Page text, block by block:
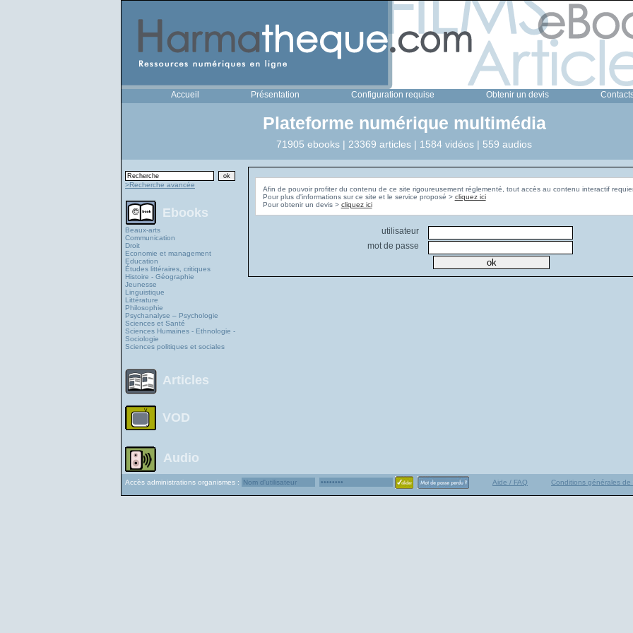
Accueil Présentation Configuration requise Obtenir un devis
Plateforme numérique multimédia
71905 ebooks | 23369 articles | 1584 vidéos | 559 audios
>Recherche avancée
Ebooks
Beaux-arts
Communication
Droit
Economie et management
Education
Études littéraires, critiques
Histoire - Géographie
Jeunesse
Linguistique
Littérature
Philosophie
Psychanalyse – Psychologie
Sciences et Santé
Sciences Humaines - Ethnologie -
Sociologie
Sciences politiques et sociales
Articles
VOD
Audio
Afin de pouvoir profiter du contenu de ce site rigoureusement réglementé, tout accès au contenu interactif
Pour plus d'informations sur ce site et le service proposé > cliquez ici
Pour obtenir un devis > cliquez ici
utilisateur
mot de passe
Accès administrations organismes : Aide / FAQ Conditions générales de